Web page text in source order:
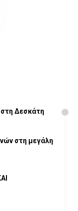
Δεσκάτη
στη μεγάλη